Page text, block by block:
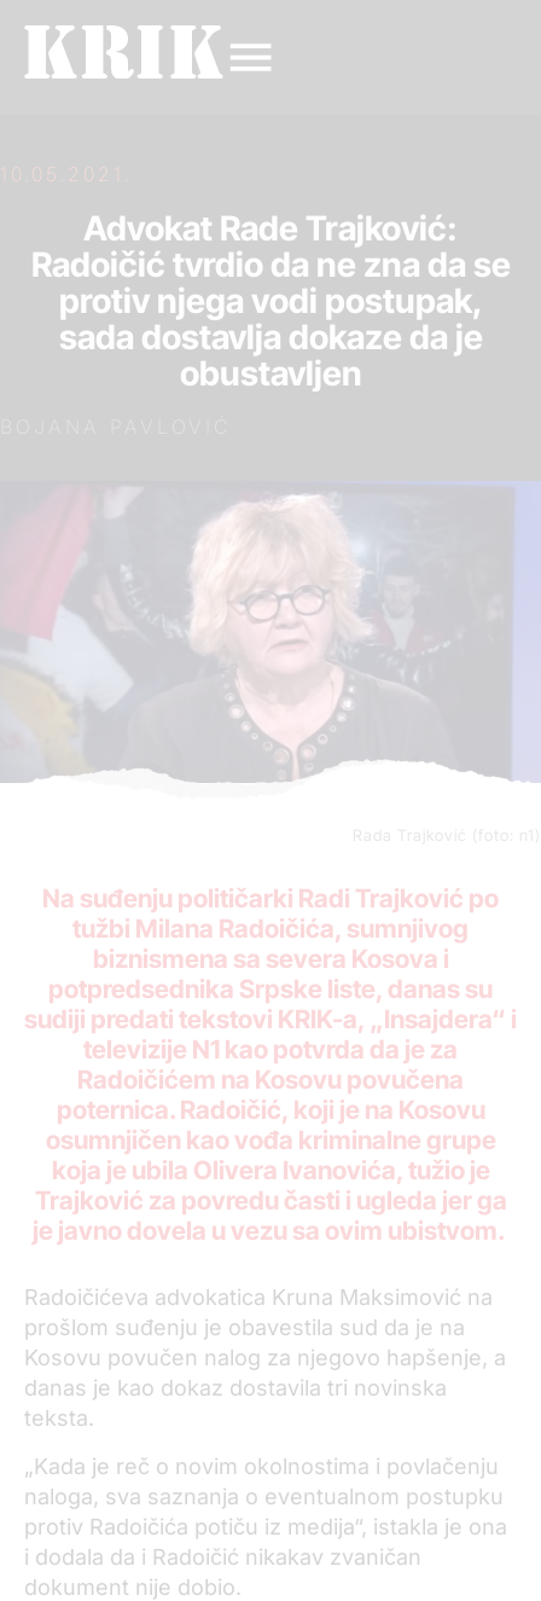
10.05.2021.
Advokat Rade Trajković:
Radoičić tvrdio da ne zna da se
protiv njega vodi postupak,
sada dostavlja dokaze da je
obustavljen
Rada Trajković (foto: n1)
Na suđenju političarki Radi Trajković po
tužbi Milana Radoičića, sumnjivog
biznismena sa severa Kosova i
potpredsednika Srpske liste, danas su
sudiji predati tekstovi KRIK-a, „Insajdera“ i
televizije N1 kao potvrda da je za
Radoičićem na Kosovu povučena
poternica. Radoičić, koji je na Kosovu
osumnjičen kao vođa kriminalne grupe
koja je ubila Olivera Ivanovića, tužio je
Trajković za povredu časti i ugleda jer ga
je javno dovela u vezu sa ovim ubistvom.
Radoičićeva advokatica Kruna Maksimović na
prošlom suđenju je obavestila sud da je na
Kosovu povučen nalog za njegovo hapšenje, a
danas je kao dokaz dostavila tri novinska
teksta.
„Kada je reč o novim okolnostima i povlačenju
naloga, sva saznanja o eventualnom postupku
protiv Radoičića potiču iz medija“, istakla je ona
i dodala da i Radoičić nikakav zvaničan
dokument nije dobio.